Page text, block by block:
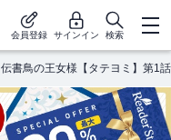
会員登録 サインイン 検索
伝書鳥の王女様【タテヨミ】第1話